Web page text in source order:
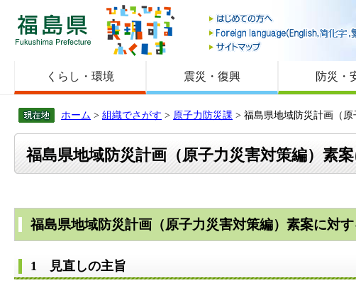
福島県
くらし・環境 震災・復興 防災・
ホーム > 組織でさがす > 原子力防災課 > 福島県地域防災計画（
福島県地域防災計画（原子力災害対策編）素
福島県地域防災計画（原子力災害対策編）素案に対
1 見直しの主旨